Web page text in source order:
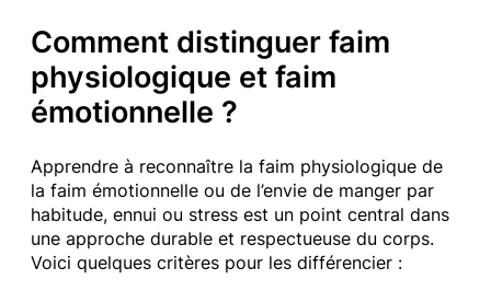
Comment distinguer faim
physiologique et faim
émotionnelle ?
Apprendre à reconnaître la faim physiologique de
la faim émotionnelle ou de l’envie de manger par
habitude, ennui ou stress est un point central dans
une approche durable et respectueuse du corps.
Voici quelques critères pour les différencier :